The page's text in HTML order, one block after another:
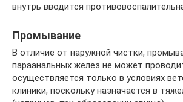
внутрь вводится
Промывание
В отличие от наружной чистки,
параанальных желез не может
осуществляется только в условиях
клиники, поскольку назначается в